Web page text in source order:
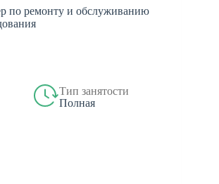
по ремонту и обслуживанию
Тип занятости
Полная